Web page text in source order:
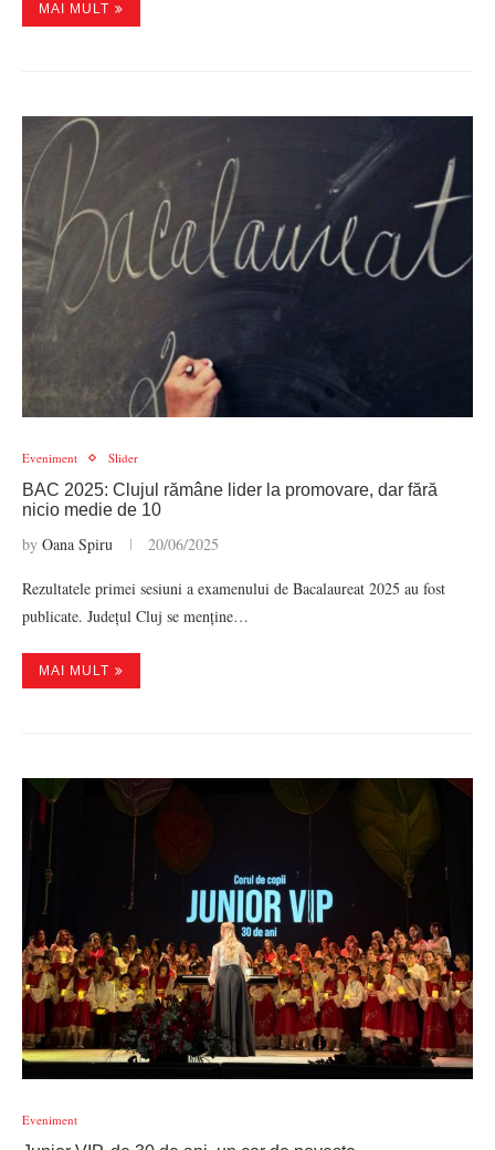
MAI MULT
Eveniment Slider
BAC 2025: Clujul rămâne lider la promovare, dar fără
nicio medie de 10
by Oana Spiru 20/06/2025
Rezultatele primei sesiuni a examenului de Bacalaureat 2025 au fost
publicate. Județul Cluj se menține…
MAI MULT
Eveniment